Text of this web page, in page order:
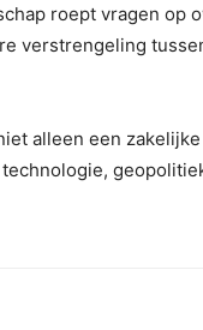
roept vragen op
verstrengeling
alleen een